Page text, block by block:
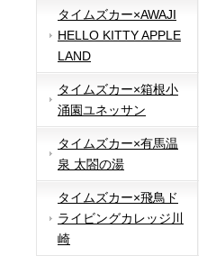
タイムズカー×AWAJI
HELLO KITTY APPLE
LAND
タイムズカー×箱根小
涌園ユネッサン
タイムズカー×有馬温
泉 太閤の湯
タイムズカー×飛鳥ド
ライビングカレッジ川
崎